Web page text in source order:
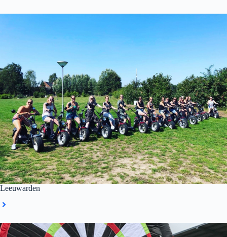
Leeuwarden